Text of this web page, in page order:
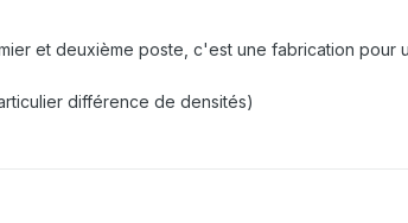
et deuxième poste, c'est une fabrication pour
différence de densités)